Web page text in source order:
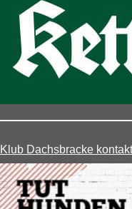
Klub Dachsbracke